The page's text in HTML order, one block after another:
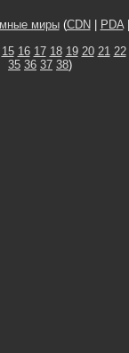
миры(CDN PDA|
15 16 17 18 19 20 21 22
35 36 37 38)